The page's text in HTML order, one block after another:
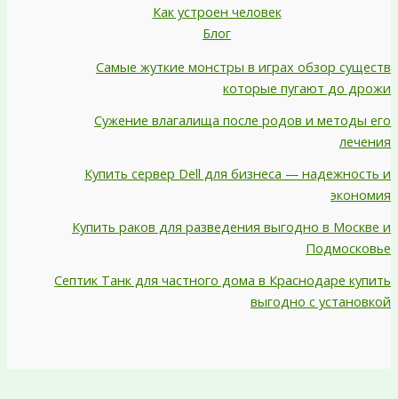
Как устроен человек
Блог
Самые жуткие монстры в играх обзор существ
которые пугают до дрожи
Сужение влагалища после родов и методы его
лечения
Купить сервер Dell для бизнеса — надежность и
экономия
Купить раков для разведения выгодно в Москве и
Подмосковье
Септик Танк для частного дома в Краснодаре купить
выгодно с установкой